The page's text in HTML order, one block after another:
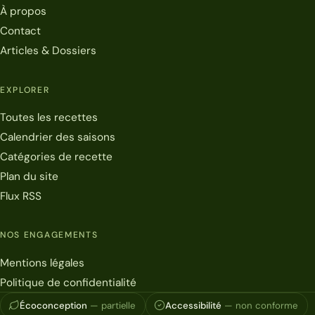
À propos
Contact
Articles & Dossiers
EXPLORER
Toutes les recettes
Calendrier des saisons
Catégories de recette
Plan du site
Flux RSS
NOS ENGAGEMENTS
Mentions légales
Politique de confidentialité
Écoconception — partielle Accessibilité — non conforme